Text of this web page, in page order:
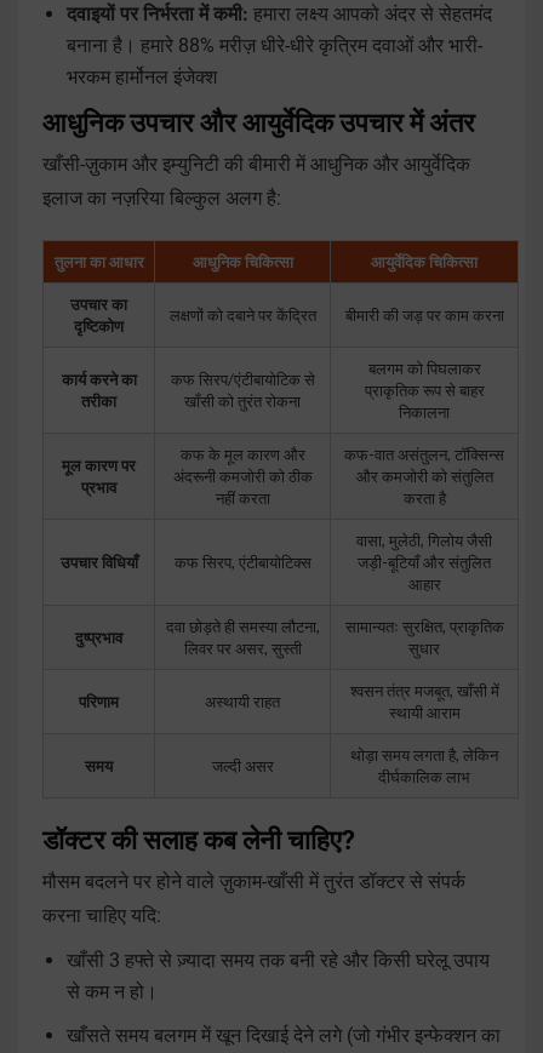
दवाइयों पर निर्भरता में कमी: हमारा लक्ष्य आपको अंदर से सेहतमंद
बनाना है। हमारे 88% मरीज़ धीरे-धीरे कृत्रिम दवाओं और भारी-
भरकम हार्मोनल इंजेक्श
आधुनिक उपचार और आयुर्वेदिक उपचार में अंतर
खाँसी-ज़ुकाम और इम्युनिटी की बीमारी में आधुनिक और आयुर्वेदिक
इलाज का नज़रिया बिल्कुल अलग है:
तुलना का आधार आधुनिक चिकित्सा आयुर्वेदिक चिकित्सा
उपचार का
दृष्टिकोण
लक्षणों को दबाने पर केंद्रित बीमारी की जड़ पर काम करना
कार्य करने का
तरीका
कफ सिरप/एंटीबायोटिक से
खाँसी को तुरंत रोकना
बलगम को पिघलाकर
प्राकृतिक रूप से बाहर
निकालना
मूल कारण पर
प्रभाव
कफ के मूल कारण और
अंदरूनी कमजोरी को ठीक
नहीं करता
कफ-वात असंतुलन, टॉक्सिन्स
और कमजोरी को संतुलित
करता है
उपचार विधियाँ कफ सिरप, एंटीबायोटिक्स
वासा, मुलेठी, गिलोय जैसी
जड़ी-बूटियाँ और संतुलित
आहार
दुष्प्रभाव
दवा छोड़ते ही समस्या लौटना,
लिवर पर असर, सुस्ती
सामान्यतः सुरक्षित, प्राकृतिक
सुधार
परिणाम अस्थायी राहत
श्वसन तंत्र मजबूत, खाँसी में
स्थायी आराम
समय जल्दी असर
थोड़ा समय लगता है, लेकिन
दीर्घकालिक लाभ
डॉक्टर की सलाह कब लेनी चाहिए?
मौसम बदलने पर होने वाले ज़ुकाम-खाँसी में तुरंत डॉक्टर से संपर्क
करना चाहिए यदि:
खाँसी 3 हफ्ते से ज़्यादा समय तक बनी रहे और किसी घरेलू उपाय
से कम न हो।
खाँसते समय बलगम में खून दिखाई देने लगे (जो गंभीर इन्फेक्शन का